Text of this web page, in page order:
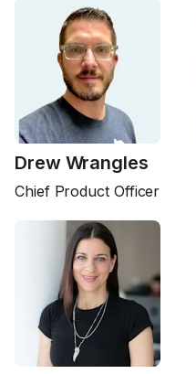
Drew Wrangles
Chief Product Officer